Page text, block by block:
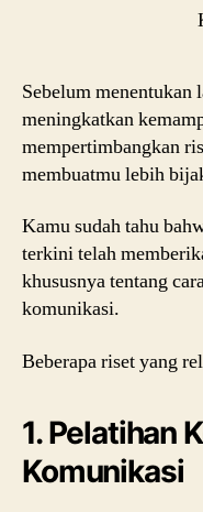
Sebelum
meningkatkan
mempertimbangkan
membuatmu lebih
Kamu sudah tahu
terkini telah
khususnya tentang
komunikasi.
Beberapa riset yang
1. Pelatihan
Komunikasi